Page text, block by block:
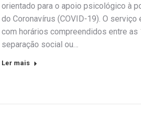
orientado para o apoio psicológico à
do Coronavírus (COVID-19). O
com horários compreendidos entre
separação social ou…
Ler mais